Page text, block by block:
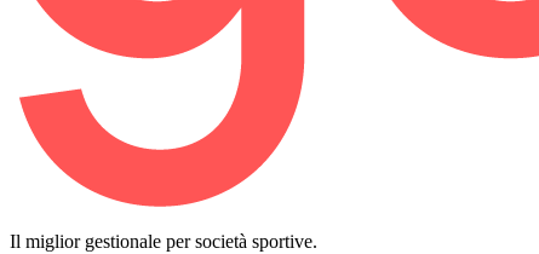
Il miglior gestionale per società sportive.